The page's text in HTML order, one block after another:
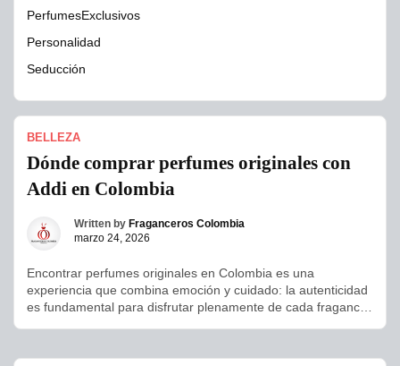
BELLEZA
Dónde comprar perfumes originales con
Addi en Colombia
Written by Fraganceros Colombia
marzo 24, 2026
Encontrar perfumes originales en Colombia es una
experiencia que combina emoción y cuidado: la autenticidad
es fundamental para disfrutar plenamente de cada fragancia.
calidad, asegurando que cada cliente reciba un producto
PerfumesExclusivos
Personalidad
Seducción